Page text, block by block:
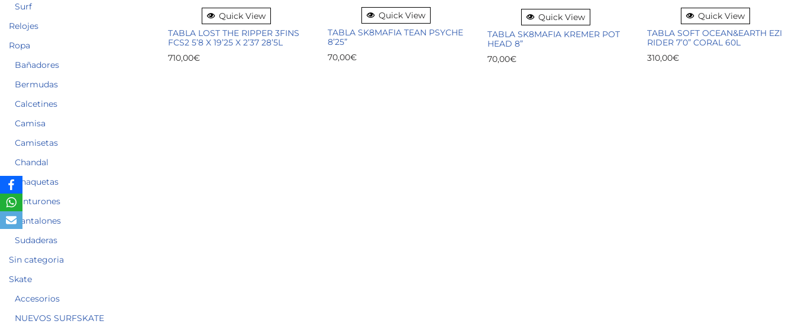
Surf
Relojes
Ropa
Bañadores
Bermudas
Calcetines
Camisa
Camisetas
Chandal
Chaquetas
Cinturones
Pantalones
Sudaderas
Sin categoria
Skate
Accesorios
NUEVOS SURFSKATE
Quick View
TABLA LOST THE RIPPER 3FINS
FCS2 5’8 X 19’25 X 2’37 28’5L
710,00€
Quick View
TABLA SK8MAFIA TEAN PSYCHE
8’25”
70,00€
Quick View
TABLA SK8MAFIA KREMER POT
HEAD 8”
70,00€
Quick View
TABLA SOFT OCEAN&EARTH EZI
RIDER 7’0” CORAL 60L
310,00€